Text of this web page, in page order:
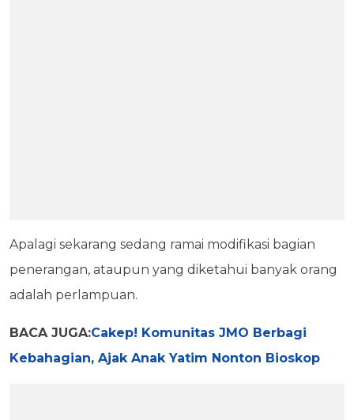
Apalagi sekarang sedang ramai modifikasi bagian
penerangan, ataupun yang diketahui banyak orang
adalah perlampuan.
BACA JUGA:Cakep! Komunitas JMO Berbagi
Kebahagian, Ajak Anak Yatim Nonton Bioskop